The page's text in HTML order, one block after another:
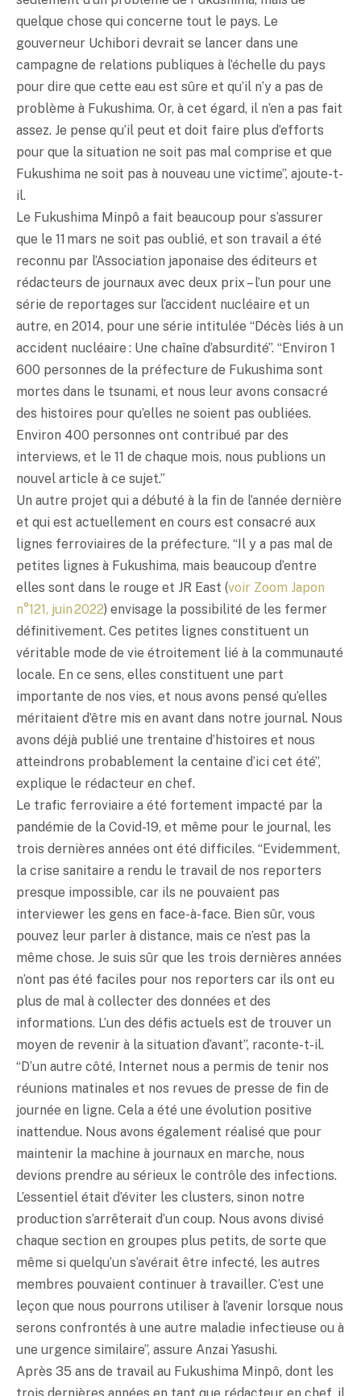
quelque chose qui concerne tout le pays. Le
gouverneur Uchibori devrait se lancer dans une
campagne de relations publiques à l’échelle du pays
pour dire que cette eau est sûre et qu’il n’y a pas de
problème à Fukushima. Or, à cet égard, il n’en a pas fait
assez. Je pense qu’il peut et doit faire plus d’efforts
pour que la situation ne soit pas mal comprise et que
Fukushima ne soit pas à nouveau une victime”, ajoute-t-
il.
Le Fukushima Minpô a fait beaucoup pour s’assurer
que le 11 mars ne soit pas oublié, et son travail a été
reconnu par l’Association japonaise des éditeurs et
rédacteurs de journaux avec deux prix – l’un pour une
série de reportages sur l’accident nucléaire et un
autre, en 2014, pour une série intitulée “Décès liés à un
accident nucléaire : Une chaîne d’absurdité”. “Environ 1
600 personnes de la préfecture de Fukushima sont
mortes dans le tsunami, et nous leur avons consacré
des histoires pour qu’elles ne soient pas oubliées.
Environ 400 personnes ont contribué par des
interviews, et le 11 de chaque mois, nous publions un
nouvel article à ce sujet.”
Un autre projet qui a débuté à la fin de l’année dernière
et qui est actuellement en cours est consacré aux
lignes ferroviaires de la préfecture. “Il y a pas mal de
petites lignes à Fukushima, mais beaucoup d’entre
elles sont dans le rouge et JR East (voir Zoom Japon
n°121, juin 2022) envisage la possibilité de les fermer
définitivement. Ces petites lignes constituent un
véritable mode de vie étroitement lié à la communauté
locale. En ce sens, elles constituent une part
importante de nos vies, et nous avons pensé qu’elles
méritaient d’être mis en avant dans notre journal. Nous
avons déjà publié une trentaine d’histoires et nous
atteindrons probablement la centaine d’ici cet été”,
explique le rédacteur en chef.
Le trafic ferroviaire a été fortement impacté par la
pandémie de la Covid-19, et même pour le journal, les
trois dernières années ont été difficiles. “Evidemment,
la crise sanitaire a rendu le travail de nos reporters
presque impossible, car ils ne pouvaient pas
interviewer les gens en face-à-face. Bien sûr, vous
pouvez leur parler à distance, mais ce n’est pas la
même chose. Je suis sûr que les trois dernières années
n’ont pas été faciles pour nos reporters car ils ont eu
plus de mal à collecter des données et des
informations. L’un des défis actuels est de trouver un
moyen de revenir à la situation d’avant”, raconte-t-il.
“D’un autre côté, Internet nous a permis de tenir nos
réunions matinales et nos revues de presse de fin de
journée en ligne. Cela a été une évolution positive
inattendue. Nous avons également réalisé que pour
maintenir la machine à journaux en marche, nous
devions prendre au sérieux le contrôle des infections.
L’essentiel était d’éviter les clusters, sinon notre
production s’arrêterait d’un coup. Nous avons divisé
chaque section en groupes plus petits, de sorte que
même si quelqu’un s’avérait être infecté, les autres
membres pouvaient continuer à travailler. C’est une
leçon que nous pourrons utiliser à l’avenir lorsque nous
serons confrontés à une autre maladie infectieuse ou à
une urgence similaire”, assure Anzai Yasushi.
Après 35 ans de travail au Fukushima Minpô, dont les